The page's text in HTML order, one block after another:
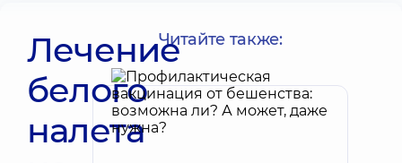
Лечение
белого
налета
Читайте также: